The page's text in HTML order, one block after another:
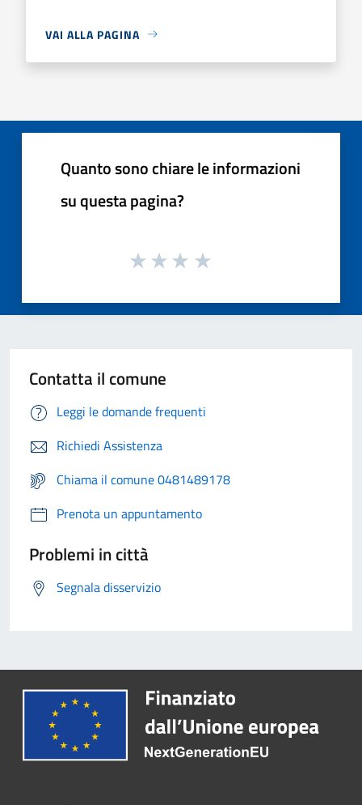
VAI ALLA PAGINA
Quanto sono chiare le informazioni
su questa pagina?
Contatta il comune
Leggi le domande frequenti
Richiedi Assistenza
Chiama il comune 0481489178
Prenota un appuntamento
Problemi in città
Segnala disservizio